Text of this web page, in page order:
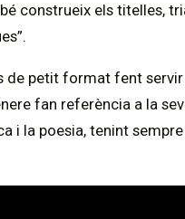
construeix els titelles,
de petit format fent
fan referència a la
i la poesia, tenint